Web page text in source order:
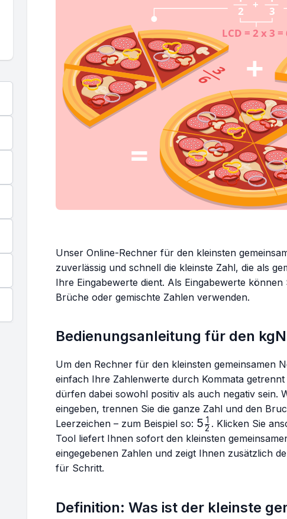
Unser Online-Rechner für den kleinsten
zuverlässig und schnell die kleinste Zahl, die als
Ihre Eingabewerte dient. Als Eingabewerte
Brüche oder gemischte Zahlen verwenden.
Bedienungsanleitung für den
Um den Rechner für den kleinsten gemeinsamen
einfach Ihre Zahlenwerte durch Kommata getrennt
dürfen dabei sowohl positiv als auch negativ sein.
eingeben, trennen Sie die ganze Zahl und den
Leerzeichen – zum Beispiel so: 5
\frac{1}
{2}
5 2
1 . Klicken Sie
Tool liefert Ihnen sofort den kleinsten
eingegebenen Zahlen und zeigt Ihnen zusätzlich
für Schritt.
Definition: Was ist der kleinste